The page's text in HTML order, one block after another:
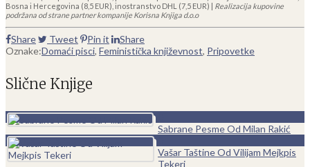
Bosna i Hercegovina (8,5 EUR), inostranstvo DHL (7,5 EUR) | Realizacija kupovine
podržana od strane partner kompanije Korisna Knjiga d.o.o
Share Tweet Pin it
Share
Oznake:Domaći pisci, Feministička književnost, Pripovetke
Slične Knjige
Sabrane Pesme Od Milan Rakić
Vašar Taštine Od Vilijam Mejkpis
Tekeri